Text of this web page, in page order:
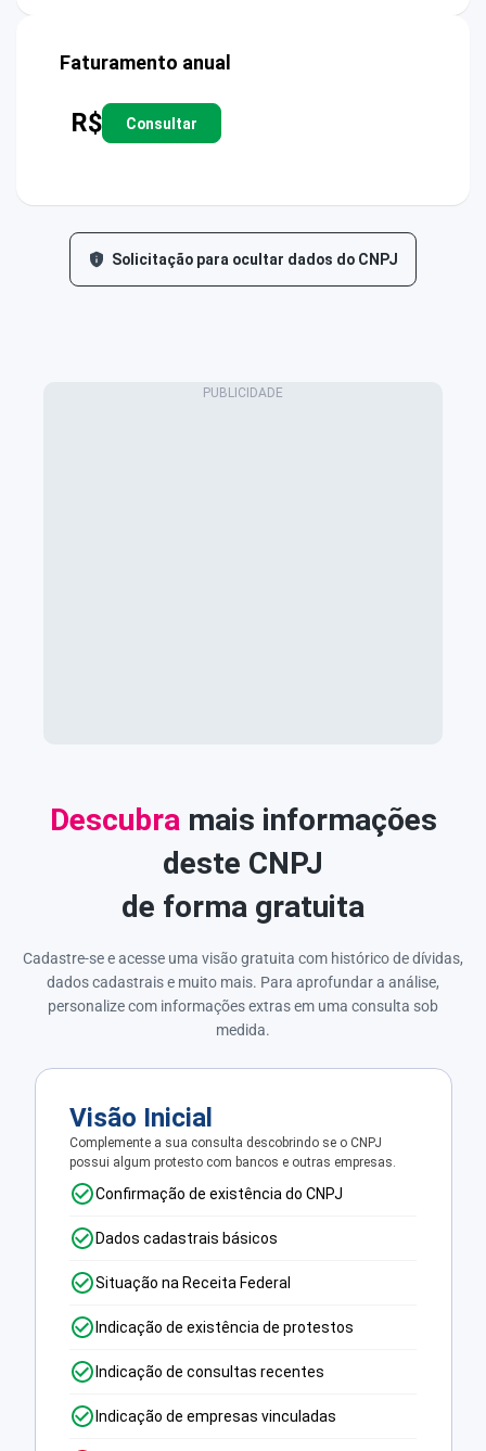
Faturamento anual
R$ Consultar
Solicitação para ocultar dados do CNPJ
Descubra mais informações
deste CNPJ
de forma gratuita
Cadastre-se e acesse uma visão gratuita com histórico de dívidas,
dados cadastrais e muito mais. Para aprofundar a análise,
personalize com informações extras em uma consulta sob
medida.
Visão Inicial
Complemente a sua consulta descobrindo se o CNPJ
possui algum protesto com bancos e outras empresas.
Confirmação de existência do CNPJ
Dados cadastrais básicos
Situação na Receita Federal
Indicação de existência de protestos
Indicação de consultas recentes
Indicação de empresas vinculadas